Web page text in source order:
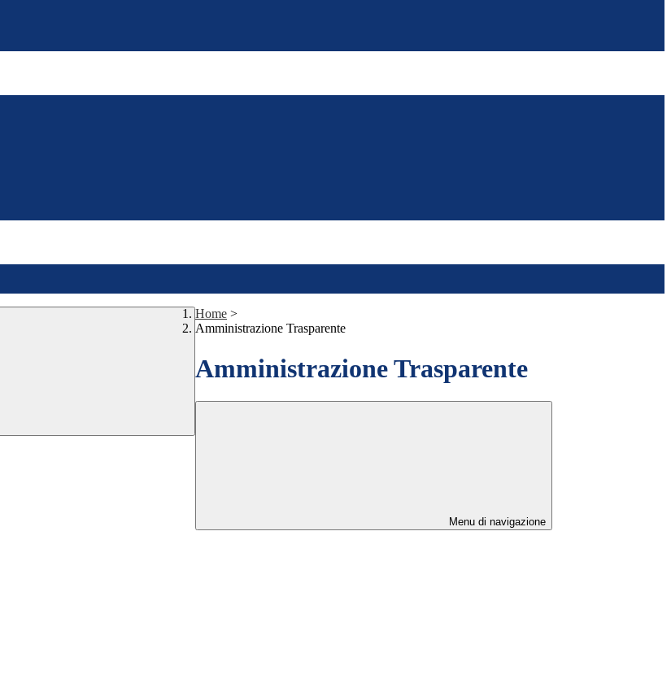
Home >
Amministrazione Trasparente
Amministrazione Trasparente
Menu di navigazione